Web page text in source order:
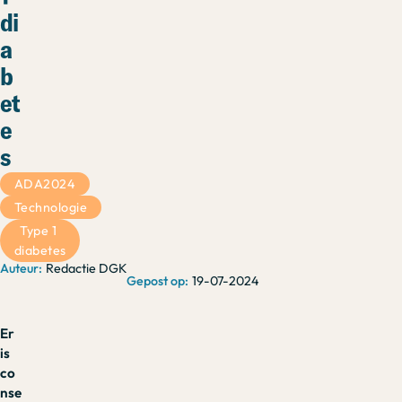
di
a
b
et
e
s
Redactie DGK
19-07-2024
ADA2024
Technologie
Type 1
diabetes
Er
is
co
nse